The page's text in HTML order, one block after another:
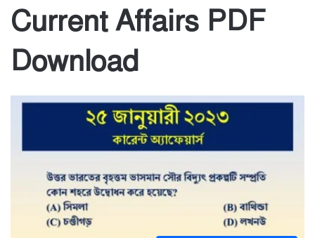
Current Affairs PDF
Download